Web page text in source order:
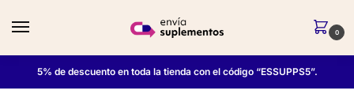
0
5% de descuento en toda la tienda con el código “ESSUPPS5”.